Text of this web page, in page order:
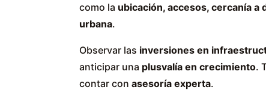
como la ubicación, accesos, cercanía
urbana.
Observar las inversiones en
anticipar una plusvalía en crecimiento.
contar con asesoría experta.